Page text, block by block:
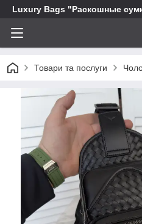
Luxury Bags "Раскошные
Товари та послуги